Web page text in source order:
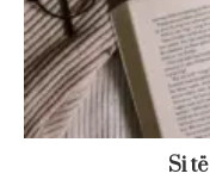
Si